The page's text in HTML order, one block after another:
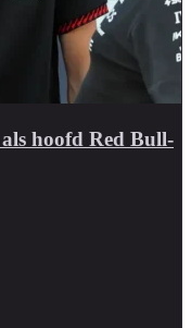
hoofd Red Bull-